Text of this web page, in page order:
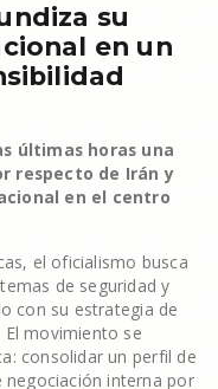
su
en un
últimas horas una
respecto de Irán y
en el centro
el oficialismo busca
de seguridad y
con su estrategia de
movimiento se
consolidar un perfil de
interna por